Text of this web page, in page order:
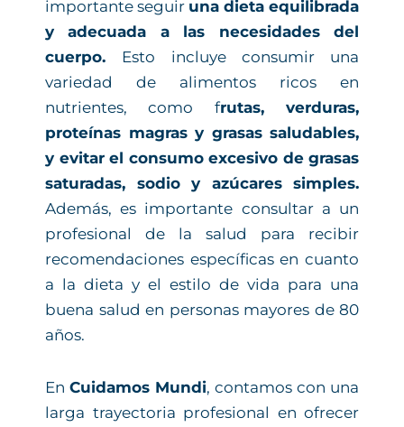
importante seguir una dieta equilibrada
y adecuada a las necesidades del
cuerpo. Esto incluye consumir una
variedad de alimentos ricos en
nutrientes, como frutas, verduras,
proteínas magras y grasas saludables,
y evitar el consumo excesivo de grasas
saturadas, sodio y azúcares simples.
Además, es importante consultar a un
profesional de la salud para recibir
recomendaciones específicas en cuanto
a la dieta y el estilo de vida para una
buena salud en personas mayores de 80
años.
En Cuidamos Mundi, contamos con una
larga trayectoria profesional en ofrecer